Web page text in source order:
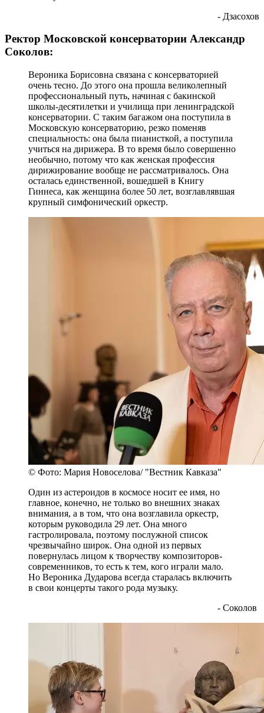
- Дзасохов
Ректор Московской консерватории Александр
Соколов:
Вероника Борисовна связана с консерваторией
очень тесно. До этого она прошла великолепный
профессиональный путь, начиная с бакинской
школы-десятилетки и училища при ленинградской
консерватории. С таким багажом она поступила в
Московскую консерваторию, резко поменяв
специальность: она была пианисткой, а поступила
учиться на дирижера. В то время было совершенно
необычно, потому что как женская профессия
дирижирование вообще не рассматривалось. Она
осталась единственной, вошедшей в Книгу
Гиннеса, как женщина более 50 лет, возглавлявшая
крупный симфонический оркестр.
© Фото: Мария Новоселова/ "Вестник Кавказа"
Один из астероидов в космосе носит ее имя, но
главное, конечно, не только во внешних знаках
внимания, а в том, что она возглавила оркестр,
которым руководила 29 лет. Она много
гастролировала, поэтому послужной список
чрезвычайно широк. Она одной из первых
повернулась лицом к творчеству композиторов-
современников, то есть к тем, кого играли мало.
Но Вероника Дударова всегда старалась включить
в свои концерты такого рода музыку.
- Соколов